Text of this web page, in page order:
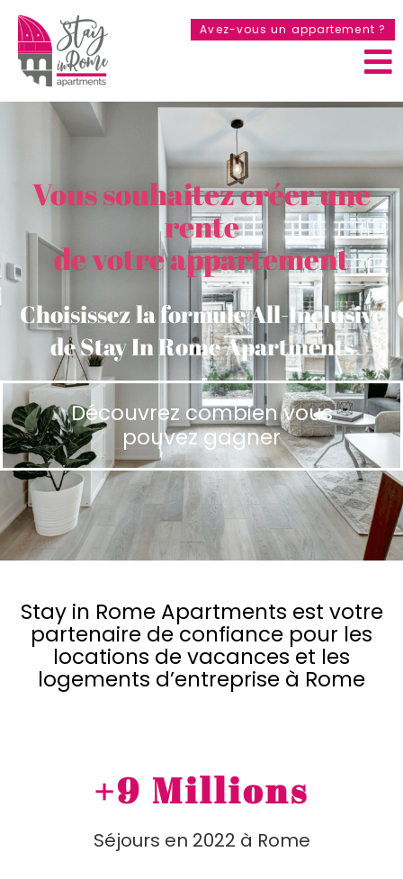
Avez-vous un appartement ?
Vous souhaitez créer une
rente
de votre appartement
Choisissez la formule All-Inclusive
de Stay In Rome Apartments
Découvrez combien vous
pouvez gagner
Stay in Rome Apartments est votre
partenaire de confiance pour les
locations de vacances et les
logements d’entreprise à Rome
Séjours en 2022 à Rome
+9 Millions